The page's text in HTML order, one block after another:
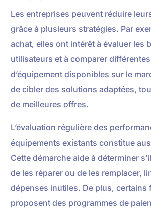
Les entreprises peuvent réduire
grâce à plusieurs stratégies. Par
achat, elles ont intérêt à évaluer les
utilisateurs et à comparer
d’équipement disponibles sur le
de cibler des solutions adaptées,
de meilleures offres.
L’évaluation régulière des
équipements existants constitue
Cette démarche aide à déterminer
de les réparer ou de les remplacer,
dépenses inutiles. De plus, certains
proposent des programmes de